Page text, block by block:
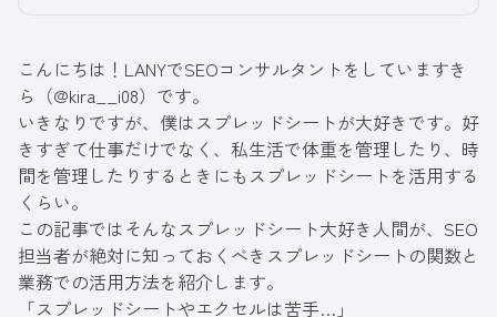
こんにちは！LANYでSEOコンサルタントをしていますき
ら（@kira__i08）です。
いきなりですが、僕はスプレッドシートが大好きです。好
きすぎて仕事だけでなく、私生活で体重を管理したり、時
間を管理したりするときにもスプレッドシートを活用する
くらい。
この記事ではそんなスプレッドシート大好き人間が、SEO
担当者が絶対に知っておくべきスプレッドシートの関数と
業務での活用方法を紹介します。
「スプレッドシートやエクセルは苦手…」